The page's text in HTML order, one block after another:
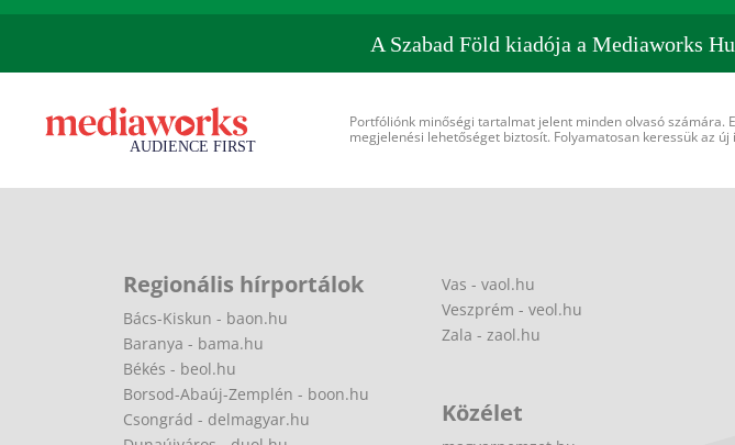
A Szabad Föld kiadója a Mediaworks
Portfóliónk minőségi tartalmat jelent minden olvasó számára.
megjelenési lehetőséget biztosít. Folyamatosan keressük az
Regionális hírportálok
Bács-Kiskun - baon.hu
Baranya - bama.hu
Békés - beol.hu
Borsod-Abaúj-Zemplén - boon.hu
Csongrád - delmagyar.hu
Vas - vaol.hu
Veszprém - veol.hu
Zala - zaol.hu
Közélet